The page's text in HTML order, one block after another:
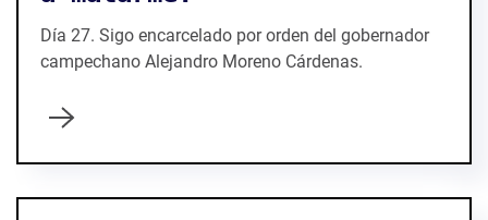
Día 27. Sigo encarcelado por orden del gobernador
campechano Alejandro Moreno Cárdenas.